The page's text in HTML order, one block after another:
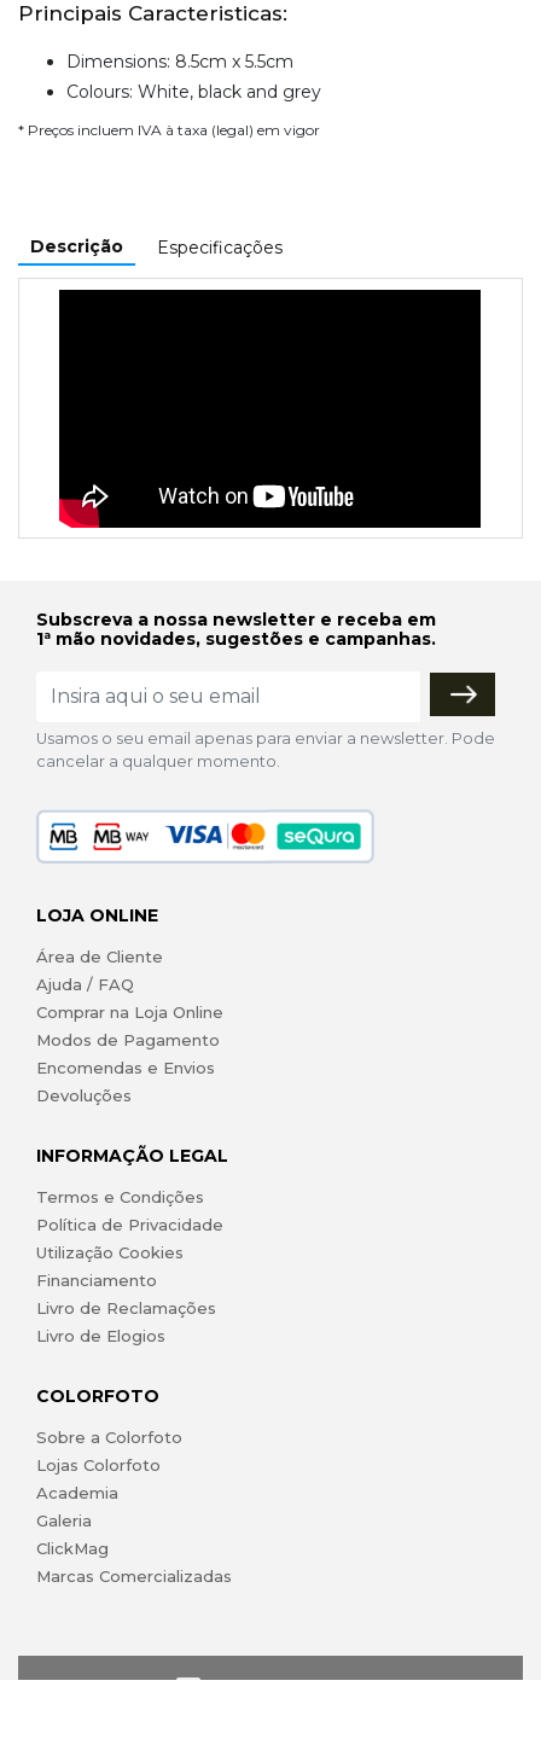
Principais Caracteristicas:
Dimensions: 8.5cm x 5.5cm
Colours: White, black and grey
* Preços incluem IVA à taxa (legal) em vigor
Descrição Especificações
Subscreva a nossa newsletter e receba em
1ª mão novidades, sugestões e campanhas.
Usamos o seu email apenas para enviar a newsletter. Pode
cancelar a qualquer momento.
LOJA ONLINE
Área de Cliente
Ajuda / FAQ
Comprar na Loja Online
Modos de Pagamento
Encomendas e Envios
Devoluções
INFORMAÇÃO LEGAL
Termos e Condições
Política de Privacidade
Utilização Cookies
Financiamento
Livro de Reclamações
Livro de Elogios
COLORFOTO
Sobre a Colorfoto
Lojas Colorfoto
Academia
Galeria
ClickMag
Marcas Comercializadas
lojaonline@colorfoto.pt